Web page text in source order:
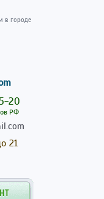
20
РФ
21